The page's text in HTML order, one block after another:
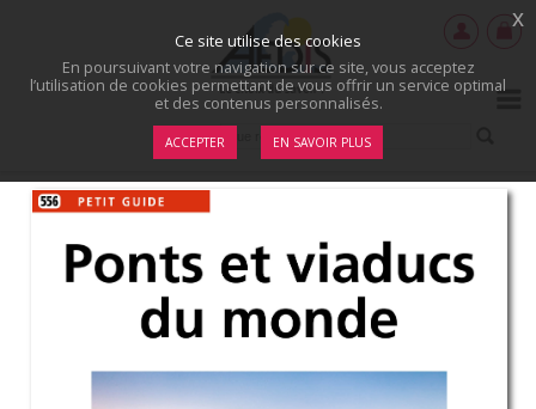
Ce site utilise des cookies
En poursuivant votre navigation sur ce site, vous acceptez
l’utilisation de cookies permettant de vous offrir un service optimal
et des contenus personnalisés.
ACCEPTER EN SAVOIR PLUS
x